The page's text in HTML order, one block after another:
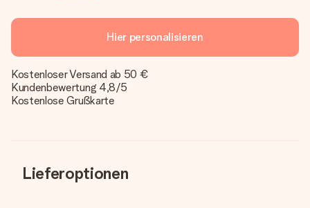
Hier personalisieren
Kostenloser Versand ab 50 €
Kundenbewertung 4,8/5
Kostenlose Grußkarte
Lieferoptionen